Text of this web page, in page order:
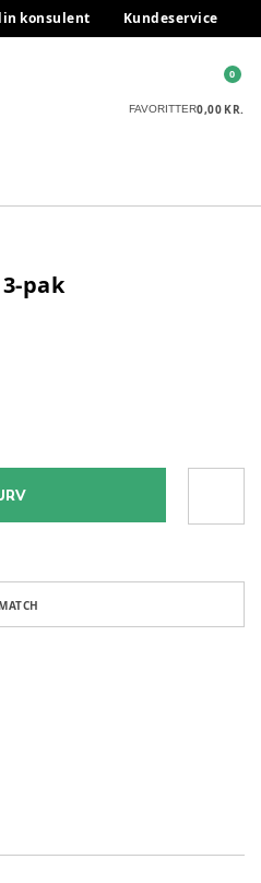
konsulent Kundeservice
FAVORITTER0,00 KR.
0
pak